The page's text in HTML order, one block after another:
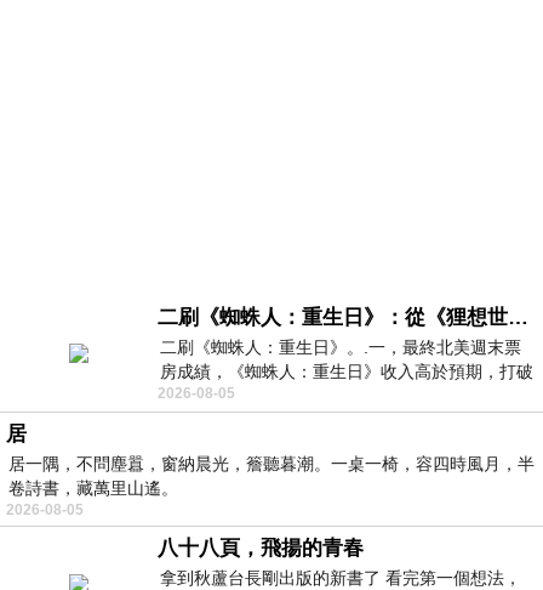
二刷《蜘蛛人：重生日》：從《狸想世界》到《怪奇物語》
二刷《蜘蛛人：重生日》。.一，最終北美週末票
房成績，《蜘蛛人：重生日》收入高於預期，打破
《復仇者聯盟：終局之戰》記錄，成為
2026-08-05
居
居一隅，不問塵囂，窗納晨光，簷聽暮潮。一桌一椅，容四時風月，半
卷詩書，藏萬里山遙。
2026-08-05
八十八頁，飛揚的青春
拿到秋蘆台長剛出版的新書了 看完第一個想法，